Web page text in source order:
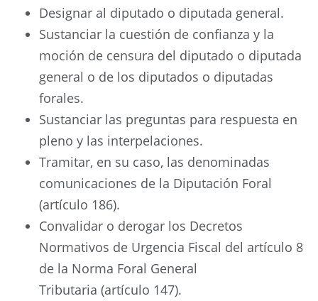
Designar al diputado o diputada general.
Sustanciar la cuestión de confianza y la
moción de censura del diputado o diputada
general o de los diputados o diputadas
forales.
Sustanciar las preguntas para respuesta en
pleno y las interpelaciones.
Tramitar, en su caso, las denominadas
comunicaciones de la Diputación Foral
(artículo 186).
Convalidar o derogar los Decretos
Normativos de Urgencia Fiscal del artículo 8
de la Norma Foral General
Tributaria (artículo 147).